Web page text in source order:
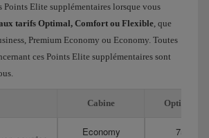
Points Elite supplémentaires lorsque vous
tarifs Optimal, Comfort ou Flexible , que
Premium Economy ou Economy. Toutes
ces Points Elite supplémentaires sont
Cabine Optimal
Economy 75